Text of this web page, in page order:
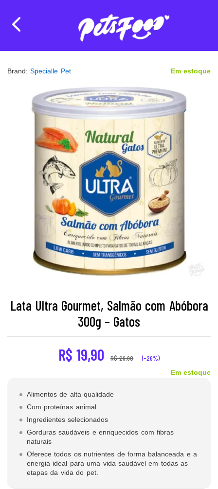
Brand:Specialle Pet Em estoque
Lata Ultra Gourmet, Salmão com Abóbora
300g – Gatos
R$ 19,90 R$26,90 (-26%)
Em estoque
Alimentos de alta qualidade
Com proteínas animal
Ingredientes selecionados
Gorduras saudáveis e enriquecidos com fibras
naturais
Oferece todos os nutrientes de forma balanceada e a
energia ideal para uma vida saudável em todas as
etapas da vida do pet.